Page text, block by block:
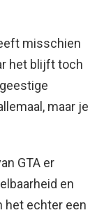
misschien
het blijft toch
maar je
GTA er
en
het echter een